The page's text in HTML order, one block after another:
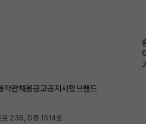
약관채용공고공지사항브랜드
로 236, D동 1514호